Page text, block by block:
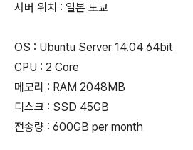
서버 위치 : 일본 도쿄
OS : Ubuntu Server 14.04 64bit
CPU : 2 Core
메모리 : RAM 2048MB
디스크 : SSD 45GB
전송량 : 600GB per month